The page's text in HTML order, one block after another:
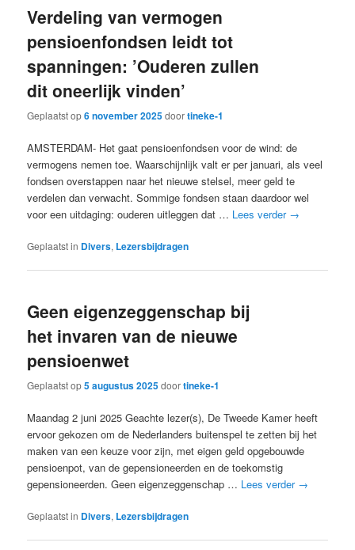
Verdeling van vermogen
pensioenfondsen leidt tot
spanningen: ’Ouderen zullen
dit oneerlijk vinden’
Geplaatst op6 november 2025doortineke-1
AMSTERDAM- Het gaat pensioenfondsen voor de wind: de
vermogens nemen toe. Waarschijnlijk valt er per januari, als veel
fondsen overstappen naar het nieuwe stelsel, meer geld te
verdelen dan verwacht. Sommige fondsen staan daardoor wel
voor een uitdaging: ouderen uitleggen dat … Lees verder →
Geplaatst in Divers, Lezersbijdragen
Geen eigenzeggenschap bij
het invaren van de nieuwe
pensioenwet
Geplaatst op5 augustus 2025doortineke-1
Maandag 2 juni 2025 Geachte lezer(s), De Tweede Kamer heeft
ervoor gekozen om de Nederlanders buitenspel te zetten bij het
maken van een keuze voor zijn, met eigen geld opgebouwde
pensioenpot, van de gepensioneerden en de toekomstig
gepensioneerden. Geen eigenzeggenschap … Lees verder →
Geplaatst in Divers, Lezersbijdragen